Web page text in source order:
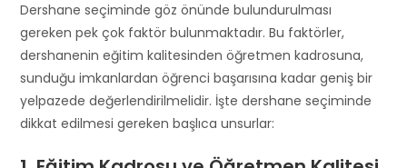
i
e
l
d
s
h
u
Dershane seçiminde göz önünde bulundurulması
gereken pek çok faktör bulunmaktadır. Bu faktörler,
dershanenin eğitim kalitesinden öğretmen kadrosuna,
sunduğu imkanlardan öğrenci başarısına kadar geniş bir
yelpazede değerlendirilmelidir. İşte dershane seçiminde
dikkat edilmesi gereken başlıca unsurlar: